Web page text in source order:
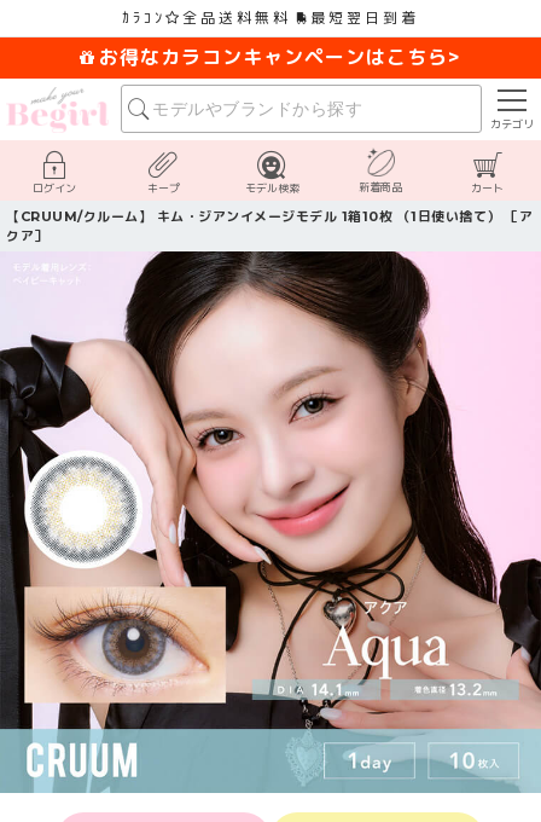
ｶﾗｺﾝ 全品送料無料 最短翌日到着
お得なカラコンキャンペーンはこちら>
カテゴリ
ログイン キープ モデル検索 新着商品 カート
【CRUUM/クルーム】 キム・ジアンイメージモデル 1箱10枚 （1日使い捨て） ［ア
クア］